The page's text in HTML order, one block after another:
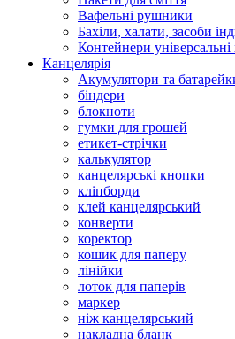
Вафельні рушники
Бахіли, халати, засоби
Контейнери універсальні
Канцелярія
Акумулятори та
біндери
блокноти
гумки для грошей
етикет-стрічки
калькулятор
канцелярські кнопки
кліпборди
клей канцелярський
конверти
коректор
кошик для паперу
лінійки
лоток для паперів
маркер
ніж канцелярський
накладна бланк